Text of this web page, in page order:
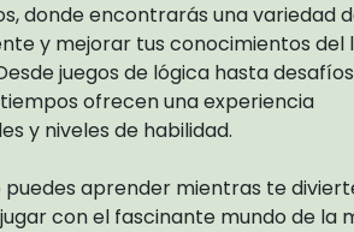
donde encontrarás una variedad
y mejorar tus conocimientos del
juegos de lógica hasta
ofrecen una experiencia
y niveles de habilidad.
aprender mientras te
con el fascinante mundo de la